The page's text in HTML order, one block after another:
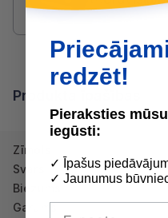
Produkta īpašības
Zīmols
Svars
Biezums
Garums
redzēt!
Pieraksties
iegūsti:
✓ Īpašus
✓ Jaunumus